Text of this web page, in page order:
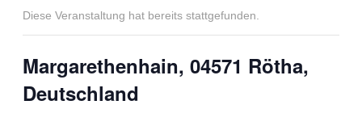
Diese Veranstaltung hat bereits stattgefunden.
Margarethenhain, 04571 Rötha,
Deutschland